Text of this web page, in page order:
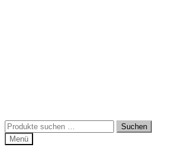
Suchen
nach:
Suchen
Menü